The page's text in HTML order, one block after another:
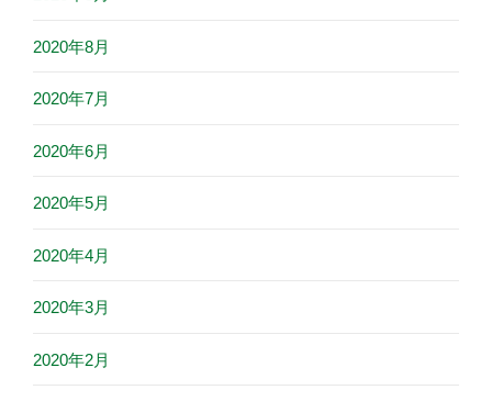
2020年8月
2020年7月
2020年6月
2020年5月
2020年4月
2020年3月
2020年2月